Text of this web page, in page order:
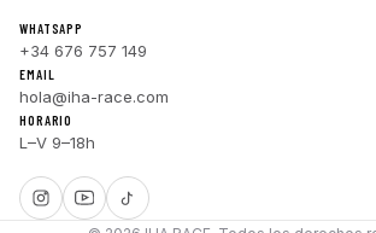
WHATSAPP
+34 676 757 149
EMAIL
hola@iha-race.com
HORARIO
L–V 9–18h